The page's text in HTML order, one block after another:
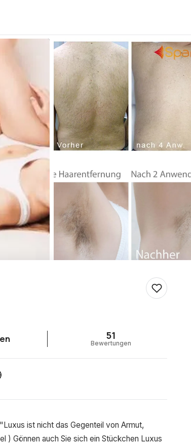
51
Bewertungen
ist nicht das Gegenteil von Armut,
) Gönnen auch Sie sich ein Stückchen Luxus